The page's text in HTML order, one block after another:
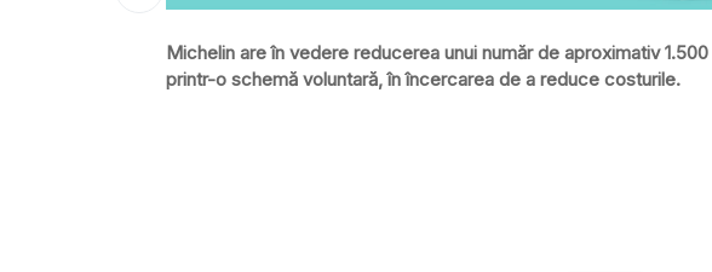
Michelin are în vedere reducerea unui număr de aproximativ
printr-o schemă voluntară, în încercarea de a reduce costurile.